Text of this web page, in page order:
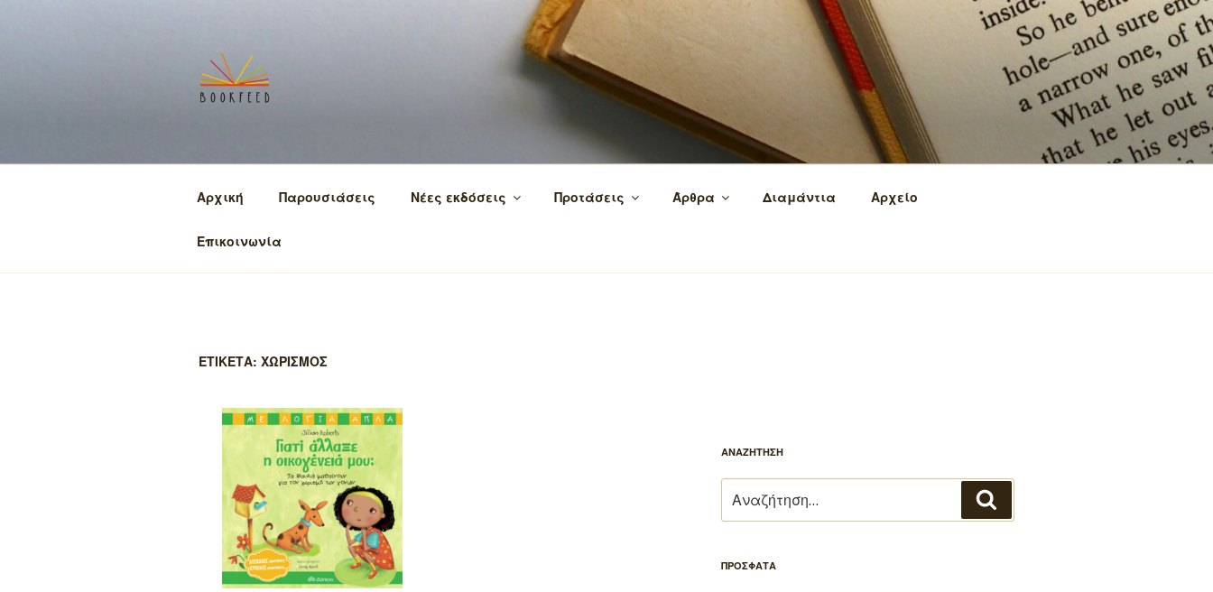
μοιραζόμαστε την αγάπη για τα βιβλία και τη γνώση!
Αρχική Παρουσιάσεις Νέες εκδόσεις Προτάσεις Άρθρα Διαμάντια Αρχείο
Επικοινωνία
ΕΤΙΚΕΤΑ: ΧΩΡΙΣΜΟΣ
ΑΝΑΖΗΤΗΣΗ
για:
ΠΡΟΣΦΑΤΑ